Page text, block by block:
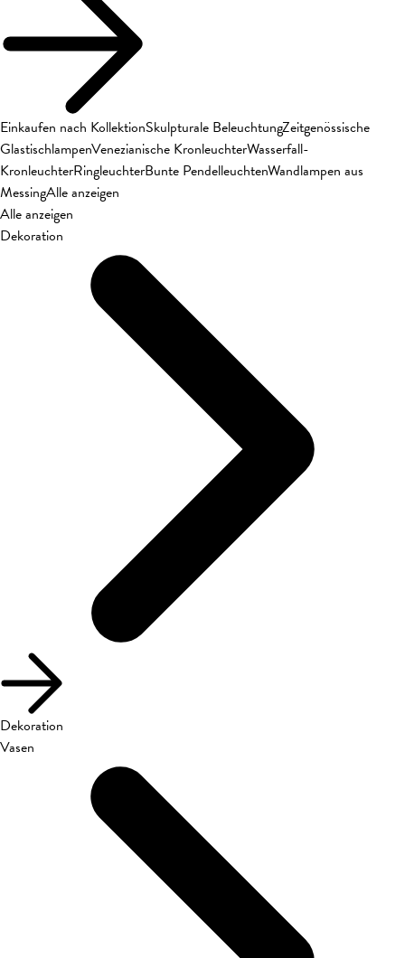
Einkaufen nach KollektionSkulpturale BeleuchtungZeitgenössische
GlastischlampenVenezianische KronleuchterWasserfall-
KronleuchterRingleuchterBunte PendelleuchtenWandlampen aus
MessingAlle anzeigen
Alle anzeigen
Dekoration
Dekoration
Vasen